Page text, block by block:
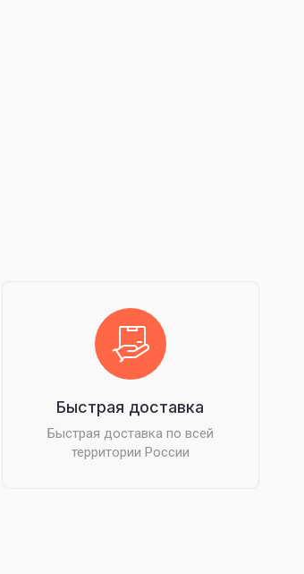
Быстрая доставка
Быстрая доставка по всей
территории России